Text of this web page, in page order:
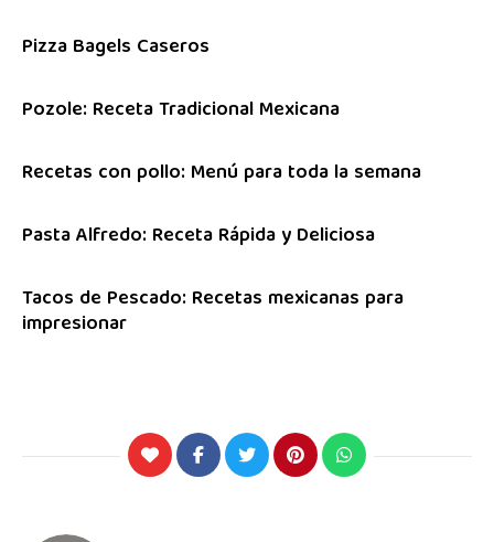
Pizza Bagels Caseros
Pozole: Receta Tradicional Mexicana
Recetas con pollo: Menú para toda la semana
Pasta Alfredo: Receta Rápida y Deliciosa
Tacos de Pescado: Recetas mexicanas para
impresionar